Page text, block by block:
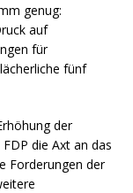
genug:
auf
für
fünf
der
die Axt an das
Forderungen der